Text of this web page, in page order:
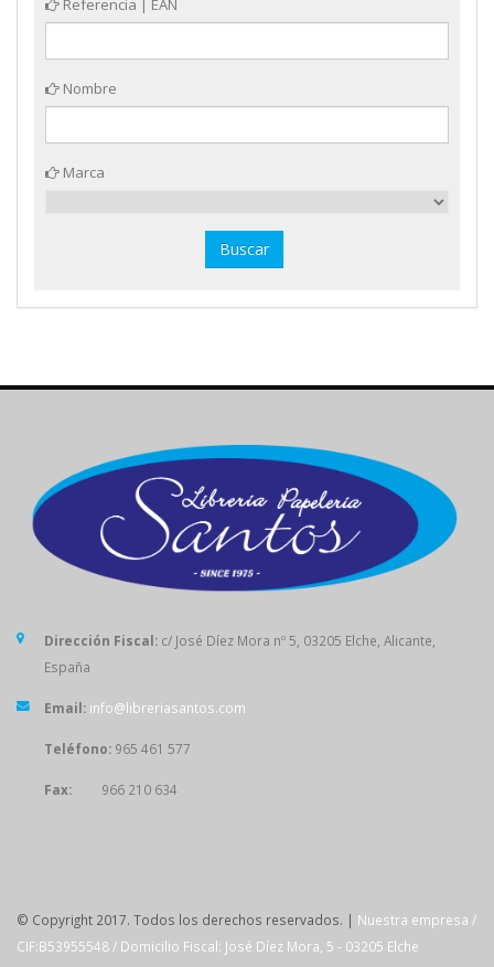
Referencia | EAN
Nombre
Marca
Dirección Fiscal: c/ José Díez Mora nº 5, 03205 Elche, Alicante,
España
Email: info@libreriasantos.com
Teléfono: 965 461 577
Fax: 966 210 634
© Copyright 2017. Todos los derechos reservados. | Nuestra empresa /
CIF:B53955548 / Domicilio Fiscal: José Díez Mora, 5 - 03205 Elche